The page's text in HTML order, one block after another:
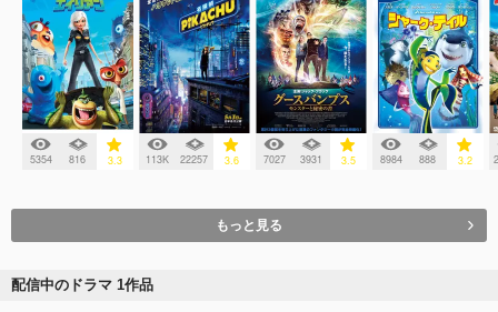
5354 816 3.3 113K 22257 3.6 7027 3931 3.5 8984 888 3.2
もっと見る
配信中のドラマ 1作品